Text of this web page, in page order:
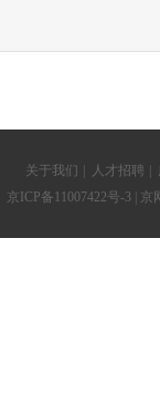
关于我们 人才招聘
京ICP备11007422号-3 |